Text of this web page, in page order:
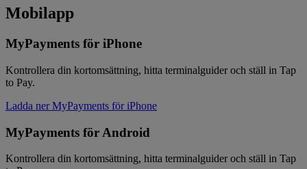
Mobilapp
MyPayments för iPhone
Kontrollera din kortomsättning, hitta terminalguider och ställ in Tap
to Pay.
Ladda ner MyPayments för iPhone
MyPayments för Android
Kontrollera din kortomsättning, hitta terminalguider och ställ in Tap